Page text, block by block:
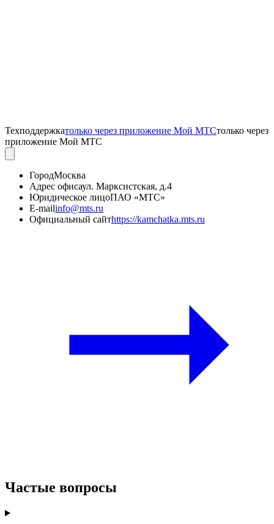
Техподдержкатолько через приложение Мой МТСтолько через
приложение Мой МТС
ГородМосква
Адрес офисаул. Марксистская, д.4
Юридическое лицоПАО «МТС»
E-mailinfo@mts.ru
Официальный сайтhttps://kamchatka.mts.ru
Частые вопросы